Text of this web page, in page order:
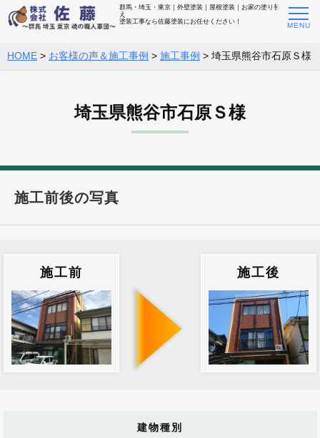
群馬・埼玉・東京｜外壁塗装｜屋根塗装｜お家の塗り替
え
塗装工事なら佐藤塗装にお任せください！
HOME > お客様の声＆施工事例 > 施工事例 > 埼玉県熊谷市石原Ｓ様
埼玉県熊谷市石原Ｓ様
施工前後の写真
施工前 施工後
建物種別